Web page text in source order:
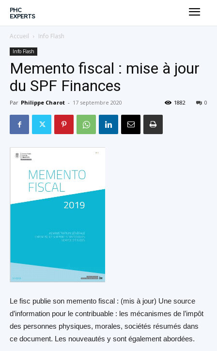
PHC
EXPERTS
Accueil Info Flash
Info Flash
Memento fiscal : mise à jour
du SPF Finances
Par Philippe Charot - 17 septembre 2020 0
1882
Le fisc publie son memento fiscal : (mis à jour) Une source
d’information pour le contribuable : les mécanismes de l’impôt
des personnes physiques, morales, sociétés résumés dans
ce document. Les nouveautés y sont également abordées.